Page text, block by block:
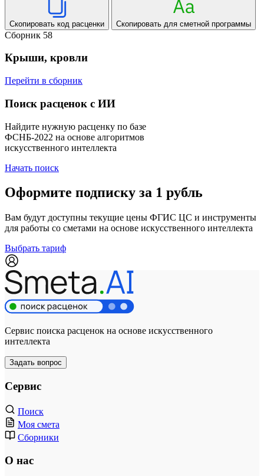
Скопировать код расценки Скопировать для сметной программы
Сборник 58
Крыши, кровли
Перейти в сборник
Поиск расценок с ИИ
Найдите нужную расценку по базе
ФСНБ-2022 на основе алгоритмов
искусственного интеллекта
Начать поиск
Оформите подписку за 1 рубль
Вам будут доступны текущие цены ФГИС ЦС и инструменты
для работы со сметами на основе искусственного интеллекта
Выбрать тариф
Сервис поиска расценок на основе искусственного
интеллекта
Задать вопрос
Сервис
Поиск
Моя смета
Сборники
О нас